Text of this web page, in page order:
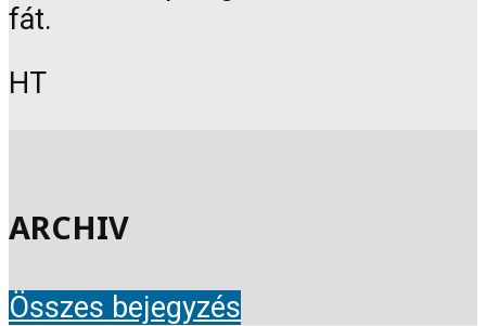
fát.
HT
ARCHIV
Összes bejegyzés